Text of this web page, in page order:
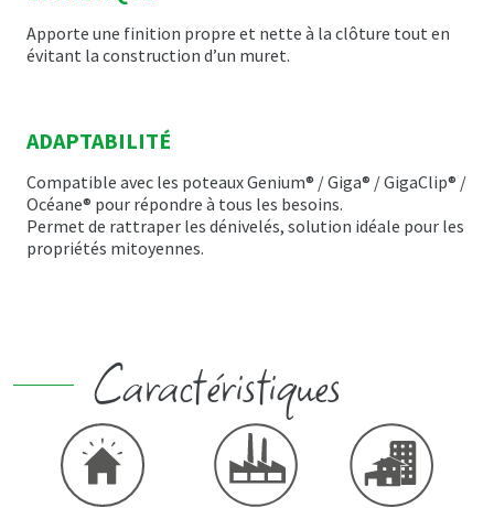
Apporte une finition propre et nette à la clôture tout en
évitant la construction d’un muret.
ADAPTABILITÉ
Compatible avec les poteaux Genium® / Giga® / GigaClip® /
Océane® pour répondre à tous les besoins.
Permet de rattraper les dénivelés, solution idéale pour les
propriétés mitoyennes.
Caractéristiques